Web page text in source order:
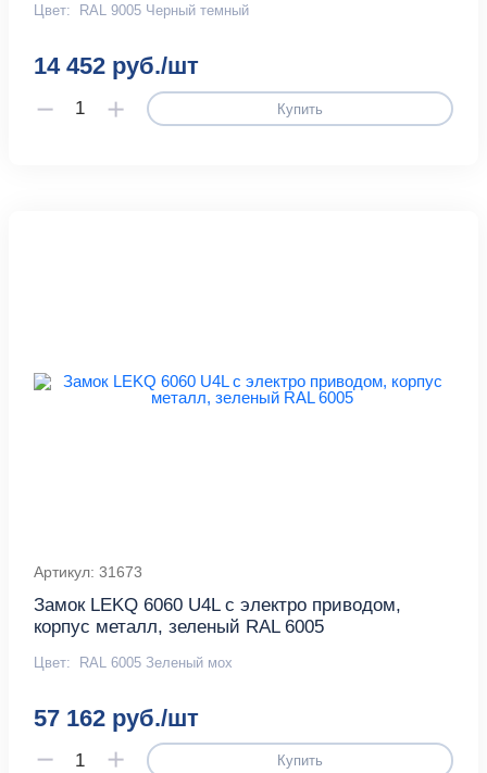
Цвет: RAL 9005 Черный темный
14 452 руб./шт
Купить
Артикул: 31673
Замок LEKQ 6060 U4L с электро приводом,
корпус металл, зеленый RAL 6005
Цвет: RAL 6005 Зеленый мох
57 162 руб./шт
Купить